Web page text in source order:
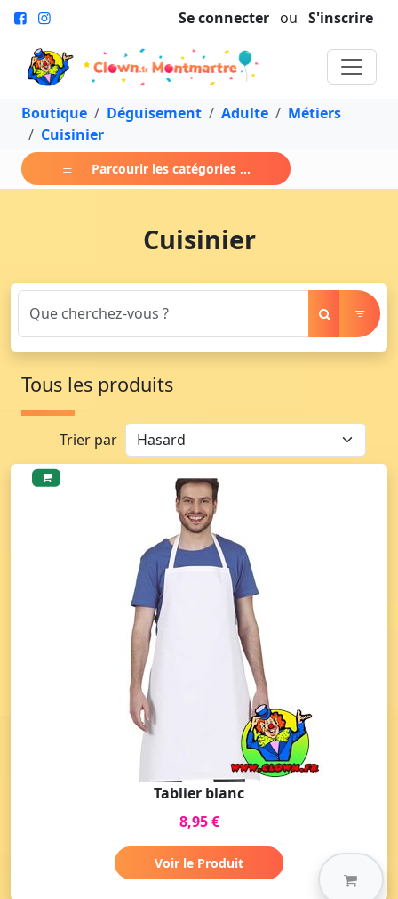
Se connecter ou S'inscrire
Boutique Déguisement Adulte
Métiers
Cuisinier
Parcourir les catégories ...
Cuisinier
Tous les produits
Trier par
Tablier blanc
8,95 €
Voir le Produit